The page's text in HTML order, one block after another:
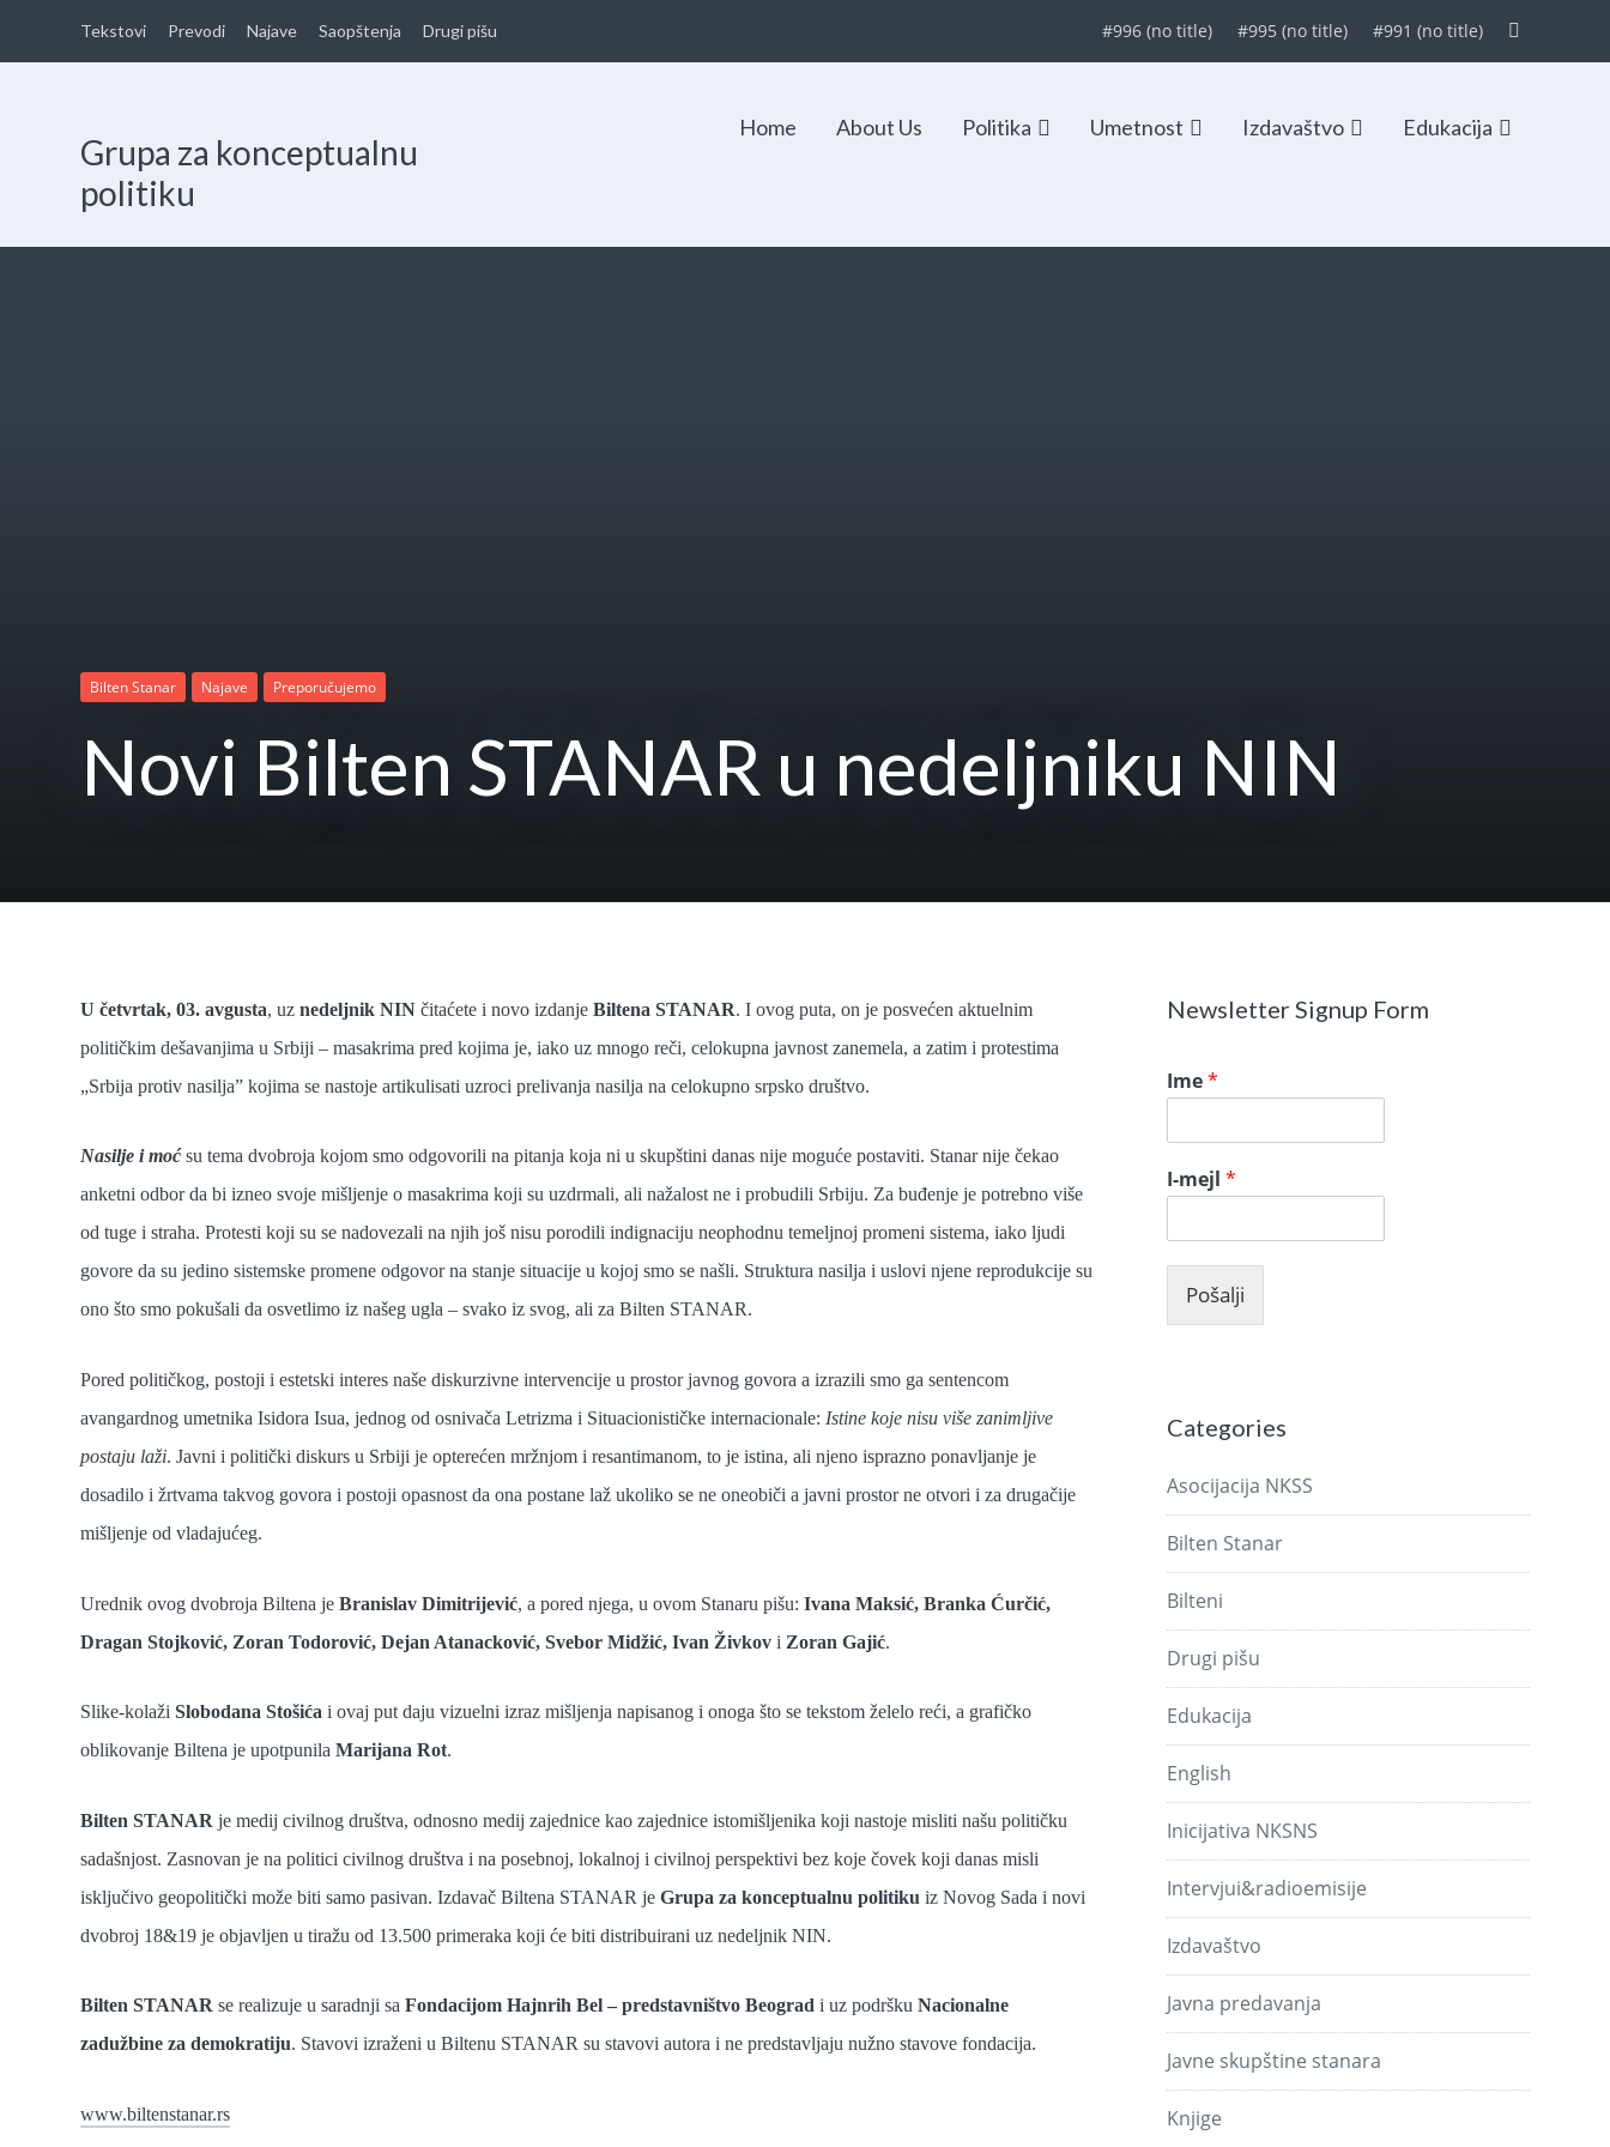
Tekstovi Prevodi Najave Saopštenja Drugi pišu #996 (no title) #995 (no title) #991 (no title)
Grupa za konceptualnu
politiku
Home About Us Politika Umetnost Izdavaštvo Edukacija
Bilten Stanar Najave Preporučujemo
Novi Bilten STANAR u nedeljniku NIN
U četvrtak, 03. avgusta, uznedeljnik NIN čitaćete i novo izdanjeBiltena STANAR. I ovog puta, on je posvećen aktuelnim
političkim dešavanjima u Srbiji – masakrima pred kojima je, iako uz mnogo reči, celokupna javnost zanemela, a zatim i protestima
„Srbija protiv nasilja” kojima se nastoje artikulisati uzroci prelivanja nasilja na celokupno srpsko društvo.
Nasilje i moćsu tema dvobroja kojom smo odgovorili na pitanja koja ni u skupštini danas nije moguće postaviti. Stanar nije čekao
anketni odbor da bi izneo svoje mišljenje o masakrima koji su uzdrmali, ali nažalost ne i probudili Srbiju. Za buđenje je potrebno više
od tuge i straha. Protesti koji su se nadovezali na njih još nisu porodili indignaciju neophodnu temeljnoj promeni sistema, iako ljudi
govore da su jedino sistemske promene odgovor na stanje situacije u kojoj smo se našli. Struktura nasilja i uslovi njene reprodukcije su
ono što smo pokušali da osvetlimo iz našeg ugla – svako iz svog, ali za Bilten STANAR.
Pored političkog, postoji i estetski interes naše diskurzivne intervencije u prostor javnog govora a izrazili smo ga sentencom
avangardnog umetnika Isidora Isua, jednog od osnivača Letrizma i Situacionističke internacionale: Istine koje nisu više zanimljive
postaju laži. Javni i politički diskurs u Srbiji je opterećen mržnjom i resantimanom, to je istina, ali njeno isprazno ponavljanje je
dosadilo i žrtvama takvog govora i postoji opasnost da ona postane laž ukoliko se ne oneobiči a javni prostor ne otvori i za drugačije
mišljenje od vladajućeg.
Urednik ovog dvobroja Biltena jeBranislav Dimitrijević, a pored njega, u ovom Stanaru pišu:Ivana Maksić, Branka Ćurčić,
Dragan Stojković, Zoran Todorović, Dejan Atanacković, Svebor Midžić, Ivan Živkov i Zoran Gajić.
Slike-kolažiSlobodana Stošića i ovaj put daju vizuelni izraz mišljenja napisanog i onoga što se tekstom želelo reći, a grafičko
oblikovanje Biltena je upotpunilaMarijana Rot.
Bilten STANAR je medij civilnog društva, odnosno medij zajednice kao zajednice istomišljenika koji nastoje misliti našu političku
sadašnjost. Zasnovan je na politici civilnog društva i na posebnoj, lokalnoj i civilnoj perspektivi bez koje čovek koji danas misli
isključivo geopolitički može biti samo pasivan. Izdavač Biltena STANAR jeGrupa za konceptualnu politiku iz Novog Sada i novi
dvobroj 18&19 je objavljen u tiražu od 13.500 primeraka koji će biti distribuirani uz nedeljnik NIN.
Bilten STANAR se realizuje u saradnji saFondacijom Hajnrih Bel – predstavništvo Beograd i uz podrškuNacionalne
zadužbine za demokratiju. Stavovi izraženi u Biltenu STANAR su stavovi autora i ne predstavljaju nužno stavove fondacija.
www.biltenstanar.rs
Newsletter Signup Form
Ime*
I-mejl*
Pošalji
Categories
Asocijacija NKSS
Bilten Stanar
Bilteni
Drugi pišu
Edukacija
English
Inicijativa NKSNS
Intervjui&radioemisije
Izdavaštvo
Javna predavanja
Javne skupštine stanara
Knjige